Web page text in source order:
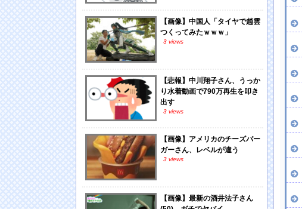
【画像】中国人「タイヤで趙雲
つくってみたｗｗｗ」
3 views
【悲報】中川翔子さん、うっか
り水着動画で790万再生を叩き
出す
3 views
【画像】アメリカのチーズバー
ガーさん、レベルが違う
3 views
【画像】最新の酒井法子さん